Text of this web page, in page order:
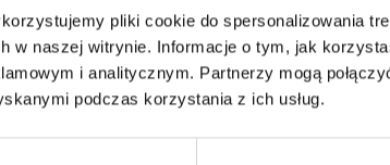
pliki cookie do spersonalizowania
w naszej witrynie. Informacje o tym, jak
i analitycznym. Partnerzy mogą
podczas korzystania z ich usług.
Zaloguj się